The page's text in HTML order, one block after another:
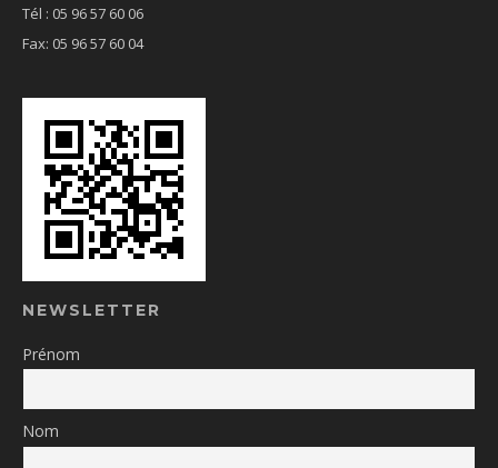
Tél : 05 96 57 60 06
Fax: 05 96 57 60 04
NEWSLETTER
Prénom
Nom